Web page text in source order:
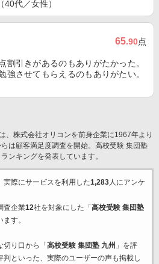
代／女性）
65.90点
割引きがあるのもありがたかった。
強させてもらえるのもありがたい。
、株式会社オリコンを前身企業に1967年より
は顧客満足度調査を開始。高校受験 集団塾
ンキングを発表しています。
実際にサービスを利用した1,283人にアンケ
査企業12社を対象にした「 高校受験 集団塾
す。
り口から「 高校受験 集団塾 九州 」を評
といった、実際のユーザーの声も掲載し